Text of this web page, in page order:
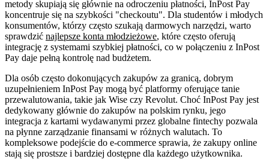
metody skupiają się głównie na odroczeniu płatności, InPost Pay
koncentruje się na szybkości "checkoutu". Dla studentów i młodych
konsumentów, którzy często szukają darmowych narzędzi, warto
sprawdzić najlepsze konta młodzieżowe, które często oferują
integrację z systemami szybkiej płatności, co w połączeniu z InPost
Pay daje pełną kontrolę nad budżetem.
Dla osób często dokonujących zakupów za granicą, dobrym
uzupełnieniem InPost Pay mogą być platformy oferujące tanie
przewalutowania, takie jak Wise czy Revolut. Choć InPost Pay jest
dedykowany głównie do zakupów na polskim rynku, jego
integracja z kartami wydawanymi przez globalne fintechy pozwala
na płynne zarządzanie finansami w różnych walutach. To
kompleksowe podejście do e-commerce sprawia, że zakupy online
stają się prostsze i bardziej dostępne dla każdego użytkownika.